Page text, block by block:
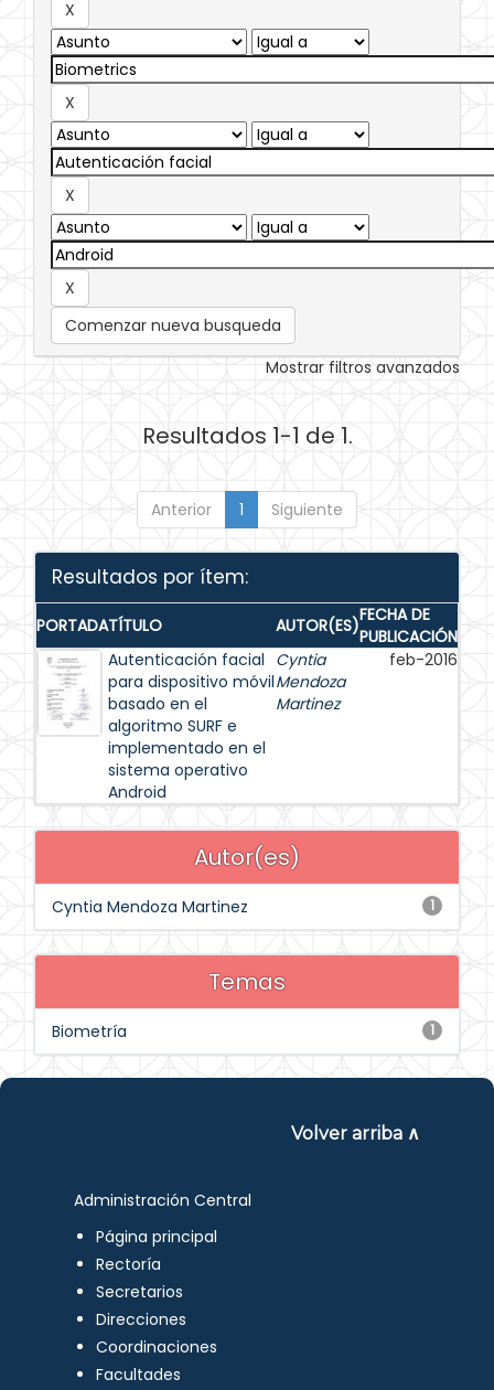
Comenzar nueva busqueda
Mostrar filtros avanzados
Resultados 1-1 de 1.
Anterior 1 Siguiente
Resultados por ítem:
PORTADATÍTULO AUTOR(ES)FECHA DE
PUBLICACIÓN
Autenticación facial
para dispositivo móvil
basado en el
algoritmo SURF e
implementado en el
sistema operativo
Android
Cyntia
Mendoza
Martinez
feb-2016
Autor(es)
1
Cyntia Mendoza Martinez
Temas
1
Biometría
Volver arriba ∧
Administración Central
Página principal
Rectoría
Secretarios
Direcciones
Coordinaciones
Facultades